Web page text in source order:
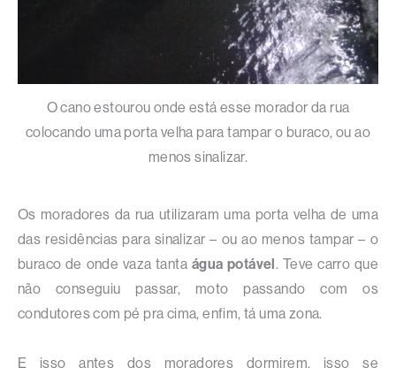
O cano estourou onde está esse morador da rua
colocando uma porta velha para tampar o buraco, ou ao
menos sinalizar.
Os moradores da rua utilizaram uma porta velha de uma
das residências para sinalizar – ou ao menos tampar – o
buraco de onde vaza tanta água potável. Teve carro que
não conseguiu passar, moto passando com os
condutores com pé pra cima, enfim, tá uma zona.
E isso antes dos moradores dormirem, isso se